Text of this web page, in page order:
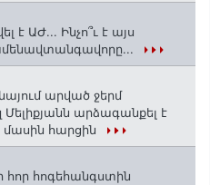
է ԱԺ... Ինչո՞ւ է այս
արված ջերմ
Մելիքյանն արձագանքել է
մասին հարցին
հոգեհանգստին